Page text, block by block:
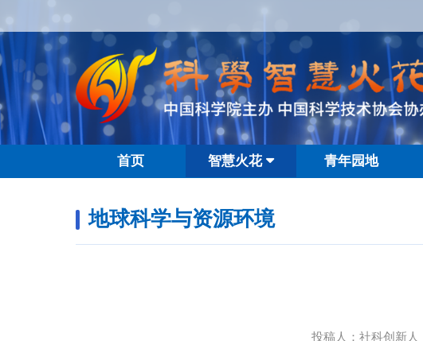
首页 智慧火花 青年园地
地球科学与资源环境
投稿人：社科创新人